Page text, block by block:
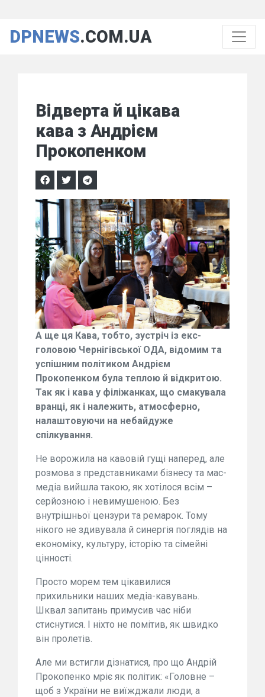
DPNEWS.COM.UA
Відверта й цікава
кава з Андрієм
Прокопенком
А ще ця Кава, тобто, зустріч із екс-
головою Чернігівської ОДА, відомим та
успішним політиком Андрієм
Прокопенком була теплою й відкритою.
Так як і кава у філіжанках, що смакувала
вранці, як і належить, атмосферно,
налаштовуючи на небайдуже
спілкування.
Не ворожила на кавовій гущі наперед, але
розмова з представниками бізнесу та мас-
медіа вийшла такою, як хотілося всім –
серйозною і невимушеною. Без
внутрішньої цензури та ремарок. Тому
нікого не здивувала й синергія поглядів на
економіку, культуру, історію та сімейні
цінності.
Просто морем тем цікавилися
прихильники наших медіа-кавувань.
Шквал запитань примусив час ніби
стиснутися. І ніхто не помітив, як швидко
він пролетів.
Але ми встигли дізнатися, про що Андрій
Прокопенко мріє як політик: «Головне –
щоб з України не виїжджали люди, а